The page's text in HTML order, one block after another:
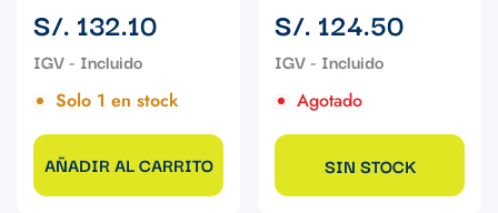
Precio
regular
S/. 132.10
Solo 1 en stock
AÑADIR AL CARRITO
Precio
regular
S/. 124.50
Agotado
SIN STOCK